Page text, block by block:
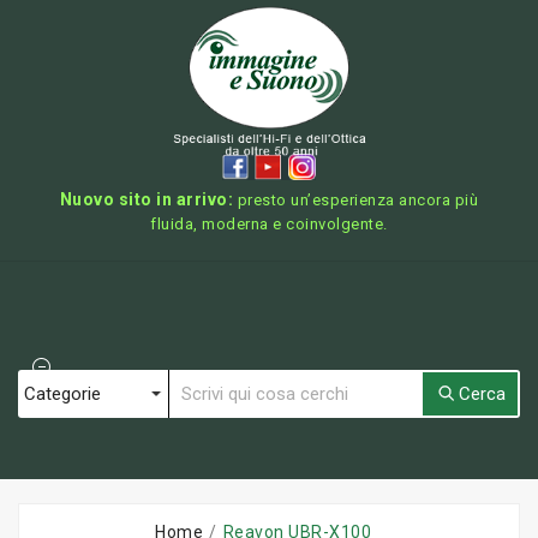
Nuovo sito in arrivo: presto un’esperienza ancora più
fluida, moderna e coinvolgente.
Cerca
Home Reavon UBR-X100